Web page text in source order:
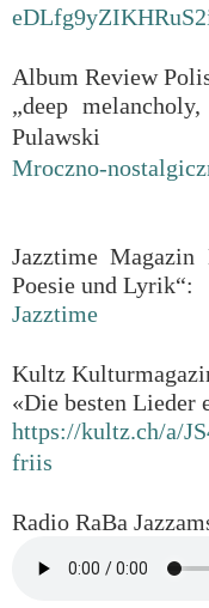
Album Review
„deep
Pulawski
Mroczno-
Jazztime Magazin
Poesie und Lyrik“:
Jazztime
Kultz
«Die besten Lieder
https://kultz.ch/a/
friis
Radio RaBa